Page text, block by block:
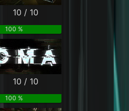
10 / 10
100 %
10 / 10
100 %